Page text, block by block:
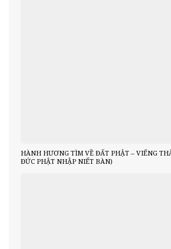
HÀNH HƯƠNG TÌM VỀ ĐẤT PHẬT – VIẾNG
ĐỨC PHẬT NHẬP NIẾT BÀN)